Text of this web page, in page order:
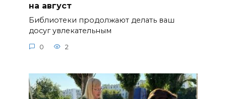
на август
Библиотеки продолжают делать ваш
досуг увлекательным
0 2